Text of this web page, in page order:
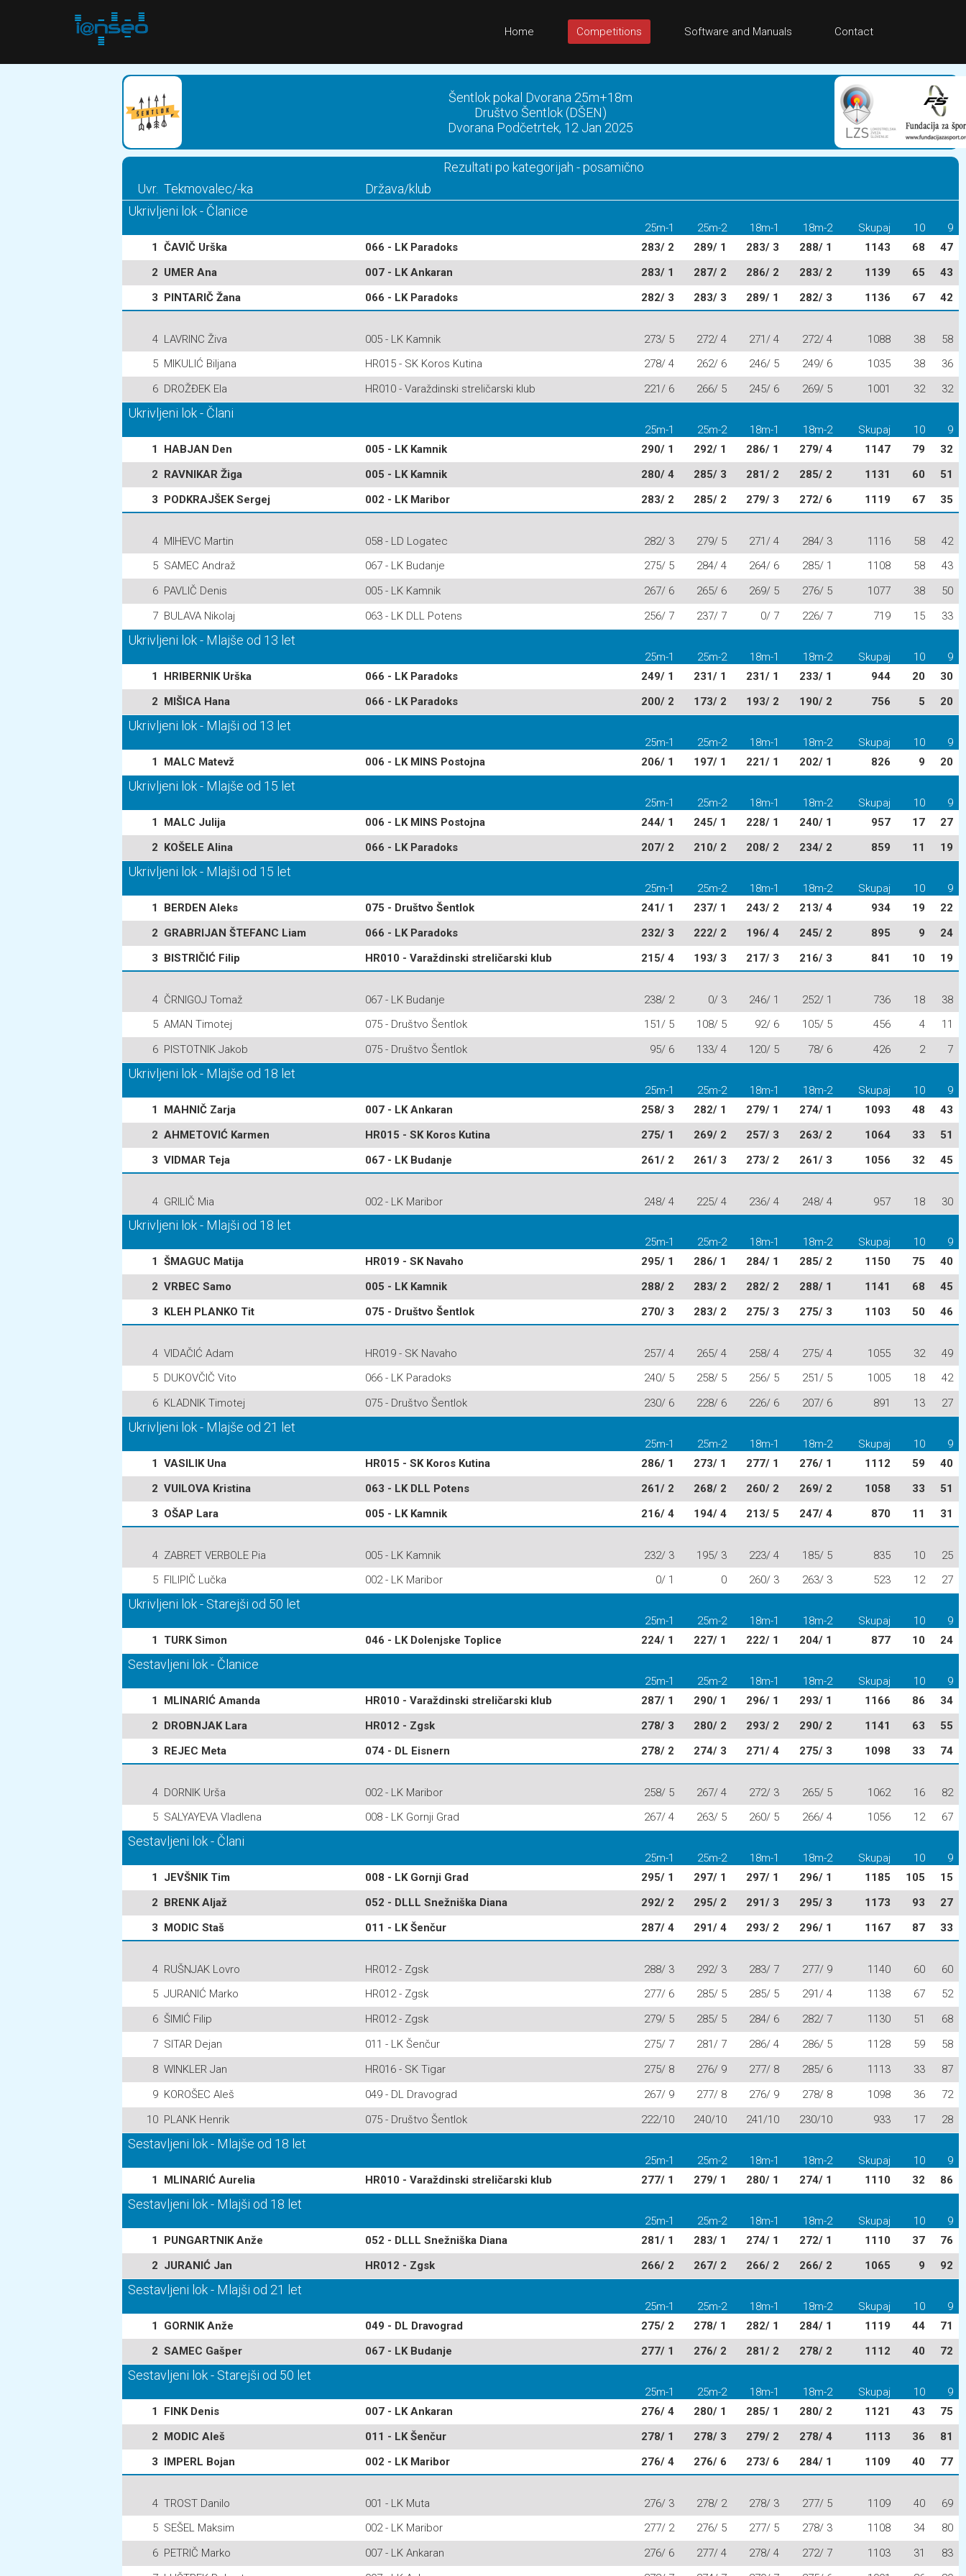
Home Competitions Software and Manuals Contact
Šentlok pokal Dvorana 25m+18m
Društvo Šentlok (DŠEN)
Dvorana Podčetrtek, 12 Jan 2025
Rezultati po kategorijah - posamično
Uvr. Tekmovalec/-ka
Država/klub
Ukrivljeni lok - Članice
25m-1 25m-2 18m-1 18m-2 Skupaj 10
9
1
ČAVIČ Urška 066 - LK Paradoks 283/ 2 289/ 1 283/ 3 288/ 1 1143 68
47
2 UMER Ana 007 - LK Ankaran 283/ 1 287/ 2 286/ 2 283/ 2 1139 65
43
3 PINTARIČ Žana 066 - LK Paradoks 282/ 3 283/ 3 289/ 1 282/ 3 1136 67 42
4 LAVRINC Živa 005 - LK Kamnik 273/ 5 272/ 4 271/ 4 272/ 4 1088 38
58
5 MIKULIĆ Biljana HR015 - SK Koros Kutina 278/ 4 262/ 6 246/ 5 249/ 6 1035 38
36
6 DROŽĐEK Ela HR010 - Varaždinski streličarski klub 221/ 6 266/ 5 245/ 6 269/ 5 1001 32 32
Ukrivljeni lok - Člani
25m-1 25m-2 18m-1 18m-2 Skupaj 10
9
1
HABJAN Den 005 - LK Kamnik 290/ 1 292/ 1 286/ 1 279/ 4 1147 79
32
2 RAVNIKAR Žiga 005 - LK Kamnik 280/ 4 285/ 3 281/ 2 285/ 2 1131 60
51
3 PODKRAJŠEK Sergej 002 - LK Maribor 283/ 2 285/ 2 279/ 3 272/ 6 1119 67 35
4 MIHEVC Martin 058 - LD Logatec 282/ 3 279/ 5 271/ 4 284/ 3 1116 58
42
5 SAMEC Andraž 067 - LK Budanje 275/ 5 284/ 4 264/ 6 285/ 1 1108 58
43
6 PAVLIČ Denis 005 - LK Kamnik 267/ 6 265/ 6 269/ 5 276/ 5 1077 38
50
7 BULAVA Nikolaj 063 - LK DLL Potens 256/ 7 237/ 7 0/ 7 226/ 7 719 15 33
Ukrivljeni lok - Mlajše od 13 let
25m-1 25m-2 18m-1 18m-2 Skupaj 10
9
1
HRIBERNIK Urška 066 - LK Paradoks 249/ 1 231/ 1 231/ 1 233/ 1 944 20
30
2 MIŠICA Hana 066 - LK Paradoks 200/ 2 173/ 2 193/ 2 190/ 2 756 5 20
Ukrivljeni lok - Mlajši od 13 let
25m-1 25m-2 18m-1 18m-2 Skupaj 10
9
1
MALC Matevž 006 - LK MINS Postojna 206/ 1 197/ 1 221/ 1 202/ 1 826 9 20
Ukrivljeni lok - Mlajše od 15 let
25m-1 25m-2 18m-1 18m-2 Skupaj 10
9
1
MALC Julija 006 - LK MINS Postojna 244/ 1 245/ 1 228/ 1 240/ 1 957 17
27
2 KOŠELE Alina 066 - LK Paradoks 207/ 2 210/ 2 208/ 2 234/ 2 859 11 19
Ukrivljeni lok - Mlajši od 15 let
25m-1 25m-2 18m-1 18m-2 Skupaj 10
9
1
BERDEN Aleks 075 - Društvo Šentlok 241/ 1 237/ 1 243/ 2 213/ 4 934 19
22
2 GRABRIJAN ŠTEFANC Liam 066 - LK Paradoks 232/ 3 222/ 2 196/ 4 245/ 2 895 9
24
3 BISTRIČIĆ Filip HR010 - Varaždinski streličarski klub 215/ 4 193/ 3 217/ 3 216/ 3 841 10 19
4 ČRNIGOJ Tomaž 067 - LK Budanje 238/ 2 0/ 3 246/ 1 252/ 1 736 18
38
5 AMAN Timotej 075 - Društvo Šentlok 151/ 5 108/ 5 92/ 6 105/ 5 456 4
11
6 PISTOTNIK Jakob 075 - Društvo Šentlok 95/ 6 133/ 4 120/ 5 78/ 6 426 2 7
Ukrivljeni lok - Mlajše od 18 let
25m-1 25m-2 18m-1 18m-2 Skupaj 10
9
1
MAHNIČ Zarja 007 - LK Ankaran 258/ 3 282/ 1 279/ 1 274/ 1 1093 48
43
2 AHMETOVIĆ Karmen HR015 - SK Koros Kutina 275/ 1 269/ 2 257/ 3 263/ 2 1064 33
51
3 VIDMAR Teja 067 - LK Budanje 261/ 2 261/ 3 273/ 2 261/ 3 1056 32 45
4 GRILIČ Mia 002 - LK Maribor 248/ 4 225/ 4 236/ 4 248/ 4 957 18 30
Ukrivljeni lok - Mlajši od 18 let
25m-1 25m-2 18m-1 18m-2 Skupaj 10
9
1
ŠMAGUC Matija HR019 - SK Navaho 295/ 1 286/ 1 284/ 1 285/ 2 1150 75
40
2 VRBEC Samo 005 - LK Kamnik 288/ 2 283/ 2 282/ 2 288/ 1 1141 68
45
3 KLEH PLANKO Tit 075 - Društvo Šentlok 270/ 3 283/ 2 275/ 3 275/ 3 1103 50 46
4 VIDAČIĆ Adam HR019 - SK Navaho 257/ 4 265/ 4 258/ 4 275/ 4 1055 32
49
5 DUKOVČIČ Vito 066 - LK Paradoks 240/ 5 258/ 5 256/ 5 251/ 5 1005 18
42
6 KLADNIK Timotej 075 - Društvo Šentlok 230/ 6 228/ 6 226/ 6 207/ 6 891 13 27
Ukrivljeni lok - Mlajše od 21 let
25m-1 25m-2 18m-1 18m-2 Skupaj 10
9
1
VASILIK Una HR015 - SK Koros Kutina 286/ 1 273/ 1 277/ 1 276/ 1 1112 59
40
2 VUILOVA Kristina 063 - LK DLL Potens 261/ 2 268/ 2 260/ 2 269/ 2 1058 33
51
3 OŠAP Lara 005 - LK Kamnik 216/ 4 194/ 4 213/ 5 247/ 4 870 11 31
4 ZABRET VERBOLE Pia 005 - LK Kamnik 232/ 3 195/ 3 223/ 4 185/ 5 835 10
25
5 FILIPIČ Lučka 002 - LK Maribor 0/ 1 0 260/ 3 263/ 3 523 12 27
Ukrivljeni lok - Starejši od 50 let
25m-1 25m-2 18m-1 18m-2 Skupaj 10
9
1
TURK Simon 046 - LK Dolenjske Toplice 224/ 1 227/ 1 222/ 1 204/ 1 877 10 24
Sestavljeni lok - Članice
25m-1 25m-2 18m-1 18m-2 Skupaj 10
9
1
MLINARIĆ Amanda HR010 - Varaždinski streličarski klub 287/ 1 290/ 1 296/ 1 293/ 1 1166 86
34
2 DROBNJAK Lara HR012 - Zgsk 278/ 3 280/ 2 293/ 2 290/ 2 1141 63
55
3 REJEC Meta 074 - DL Eisnern 278/ 2 274/ 3 271/ 4 275/ 3 1098 33 74
4 DORNIK Urša 002 - LK Maribor 258/ 5 267/ 4 272/ 3 265/ 5 1062 16
82
5 SALYAYEVA Vladlena 008 - LK Gornji Grad 267/ 4 263/ 5 260/ 5 266/ 4 1056 12 67
Sestavljeni lok - Člani
25m-1 25m-2 18m-1 18m-2 Skupaj 10
9
1
JEVŠNIK Tim 008 - LK Gornji Grad 295/ 1 297/ 1 297/ 1 296/ 1 1185 105
15
2 BRENK Aljaž 052 - DLLL Snežniška Diana 292/ 2 295/ 2 291/ 3 295/ 3 1173 93
27
3 MODIC Staš 011 - LK Šenčur 287/ 4 291/ 4 293/ 2 296/ 1 1167 87 33
4 RUŠNJAK Lovro HR012 - Zgsk 288/ 3 292/ 3 283/ 7 277/ 9 1140 60
60
5 JURANIĆ Marko HR012 - Zgsk 277/ 6 285/ 5 285/ 5 291/ 4 1138 67
52
6 ŠIMIĆ Filip HR012 - Zgsk 279/ 5 285/ 5 284/ 6 282/ 7 1130 51
68
7 SITAR Dejan 011 - LK Šenčur 275/ 7 281/ 7 286/ 4 286/ 5 1128 59
58
8 WINKLER Jan HR016 - SK Tigar 275/ 8 276/ 9 277/ 8 285/ 6 1113 33
87
9 KOROŠEC Aleš 049 - DL Dravograd 267/ 9 277/ 8 276/ 9 278/ 8 1098 36
72
10 PLANK Henrik 075 - Društvo Šentlok 222/10 240/10 241/10 230/10 933 17 28
Sestavljeni lok - Mlajše od 18 let
25m-1 25m-2 18m-1 18m-2 Skupaj 10
9
1
MLINARIĆ Aurelia HR010 - Varaždinski streličarski klub 277/ 1 279/ 1 280/ 1 274/ 1 1110 32 86
Sestavljeni lok - Mlajši od 18 let
25m-1 25m-2 18m-1 18m-2 Skupaj 10
9
1
PUNGARTNIK Anže 052 - DLLL Snežniška Diana 281/ 1 283/ 1 274/ 1 272/ 1 1110 37
76
2 JURANIĆ Jan HR012 - Zgsk 266/ 2 267/ 2 266/ 2 266/ 2 1065 9 92
Sestavljeni lok - Mlajši od 21 let
25m-1 25m-2 18m-1 18m-2 Skupaj 10
9
1
GORNIK Anže 049 - DL Dravograd 275/ 2 278/ 1 282/ 1 284/ 1 1119 44
71
2 SAMEC Gašper 067 - LK Budanje 277/ 1 276/ 2 281/ 2 278/ 2 1112 40 72
Sestavljeni lok - Starejši od 50 let
25m-1 25m-2 18m-1 18m-2 Skupaj 10
9
1
FINK Denis 007 - LK Ankaran 276/ 4 280/ 1 285/ 1 280/ 2 1121 43
75
2 MODIC Aleš 011 - LK Šenčur 278/ 1 278/ 3 279/ 2 278/ 4 1113 36
81
3 IMPERL Bojan 002 - LK Maribor 276/ 4 276/ 6 273/ 6 284/ 1 1109 40 77
4 TROST Danilo 001 - LK Muta 276/ 3 278/ 2 278/ 3 277/ 5 1109 40
69
5 SEŠEL Maksim 002 - LK Maribor 277/ 2 276/ 5 277/ 5 278/ 3 1108 34
80
6 PETRIČ Marko 007 - LK Ankaran 276/ 6 277/ 4 278/ 4 272/ 7 1103 31
83